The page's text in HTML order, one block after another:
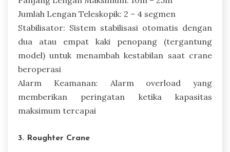
Jumlah Lengan Teleskopik: 2 – 4 segmen
Stabilisator: Sistem stabilisasi otomatis dengan
dua atau empat kaki penopang (tergantung
model) untuk menambah kestabilan saat crane
beroperasi
Alarm Keamanan: Alarm overload yang
memberikan peringatan ketika kapasitas
maksimum tercapai
3. Roughter Crane